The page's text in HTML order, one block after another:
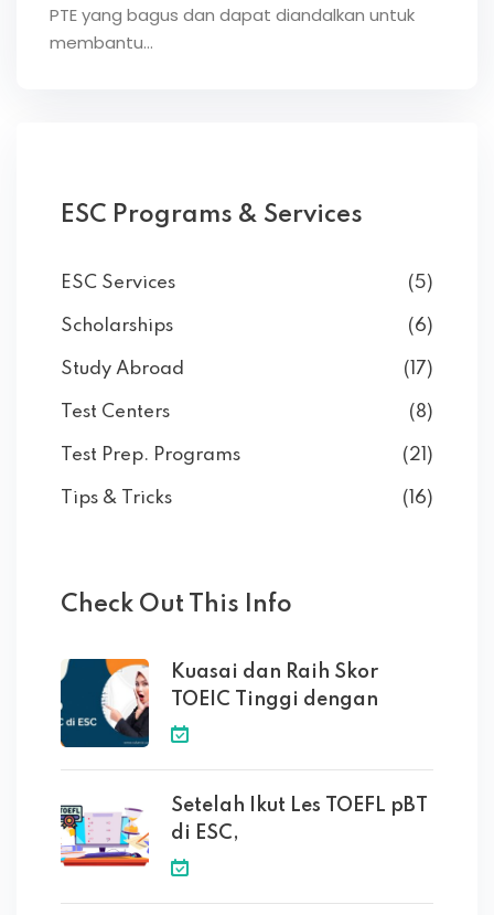
PTE yang bagus dan dapat diandalkan untuk
membantu…
ESC Programs & Services
ESC Services (5)
Scholarships (6)
Study Abroad (17)
Test Centers (8)
Test Prep. Programs (21)
Tips & Tricks (16)
Check Out This Info
Kuasai dan Raih Skor
TOEIC Tinggi dengan
Setelah Ikut Les TOEFL pBT
di ESC,